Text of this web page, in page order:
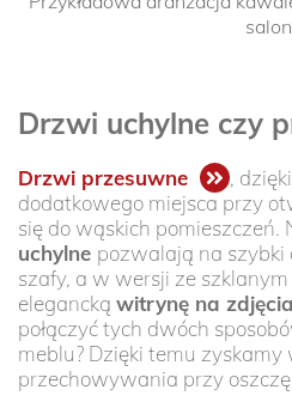
salon
Drzwi uchylne czy
Drzwi przesuwne
,
dodatkowego miejsca przy
się do wąskich pomieszczeń.
uchylne pozwalają na
szafy, a w wersji ze
elegancką witrynę na
połączyć tych dwóch
meblu? Dzięki temu
przechowywania przy